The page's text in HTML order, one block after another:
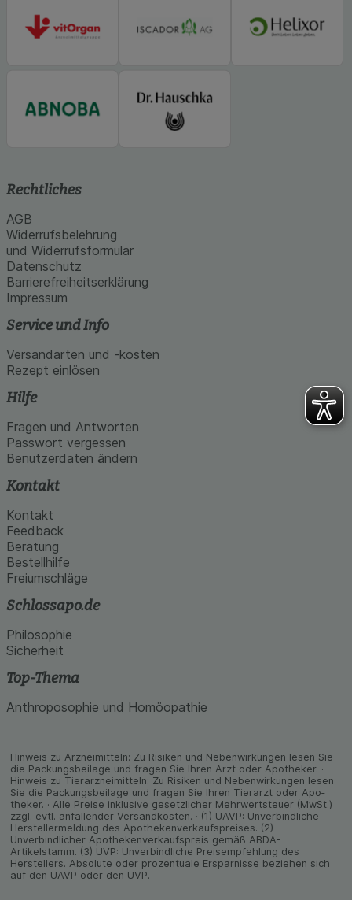
Rechtliches
AGB
Widerrufsbelehrung
und Widerrufsformular
Datenschutz
Barrierefreiheitserklärung
Impressum
Service und Info
Versandarten und -kosten
Rezept einlösen
Hilfe
Fragen und Antworten
Passwort vergessen
Benutzerdaten ändern
Kontakt
Kontakt
Feedback
Beratung
Bestellhilfe
Freiumschläge
Schlossapo.de
Philosophie
Sicherheit
Top-Thema
Anthroposophie und Homöopathie
Hinweis zu Arzneimitteln: Zu Risiken und Neben­wirkungen lesen Sie
die Packungs­beilage und fragen Sie Ihren Arzt oder Apo­theker. ·
Hinweis zu Tier­arz­nei­mitteln: Zu Risiken und Neben­wirkungen lesen
Sie die Packungs­beilage und fragen Sie Ihren Tier­arzt oder Apo­
theker. · Alle Preise inklusive gesetz­licher Mehrwertsteuer (MwSt.)
zzgl. evtl. anfallender Versand­kosten. · (1) UAVP: Unverbindliche
Herstellermeldung des Apothekenverkaufspreises. (2)
Unverbindlicher Apothekenverkaufspreis gemäß ABDA-
Artikelstamm. (3) UVP: Unverbindliche Preisempfehlung des
Herstellers. Absolute oder prozentuale Ersparnisse beziehen sich
auf den UAVP oder den UVP.